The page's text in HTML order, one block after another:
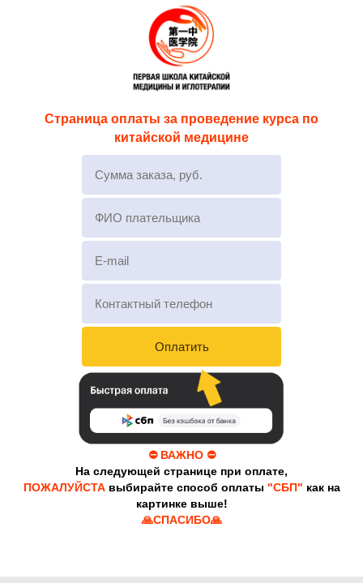
Страница оплаты за проведение курса по
китайской медицине
⛔️ ВАЖНО ⛔️
На следующей странице при оплате,
ПОЖАЛУЙСТА выбирайте способ оплаты "СБП" как на
картинке выше!
🙏СПАСИБО🙏